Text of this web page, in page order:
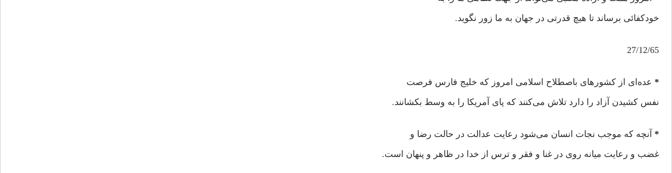
خودکفائی برساند تا هیچ قدرتی در جهان به ما زور نگوید.
27/12/65
* عده‌ای از کشورهای باصطلاح اسلامی امروز که خلیج فارس فرصت
نفس کشیدن آزاد را دارد تلاش می‌کنند که پای آمریکا را به وسط بکشانند.
* آنچه که موجب نجات انسان می‌شود رعایت عدالت در حالت رضا و
غضب و رعایت میانه روی در غنا و فقر و ترس از خدا در ظاهر و پنهان است.